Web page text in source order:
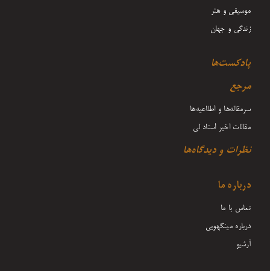
موسیقی و هنر
زندگی و جهان
پادکست‌ها
مرجع
سرمقاله‌ها و اطلاعیه‌ها
مقالات اخیر استاد لی
نظرات و دیدگاه‌ها
درباره ما
تماس با ما
درباره مینگهویی
آرشیو